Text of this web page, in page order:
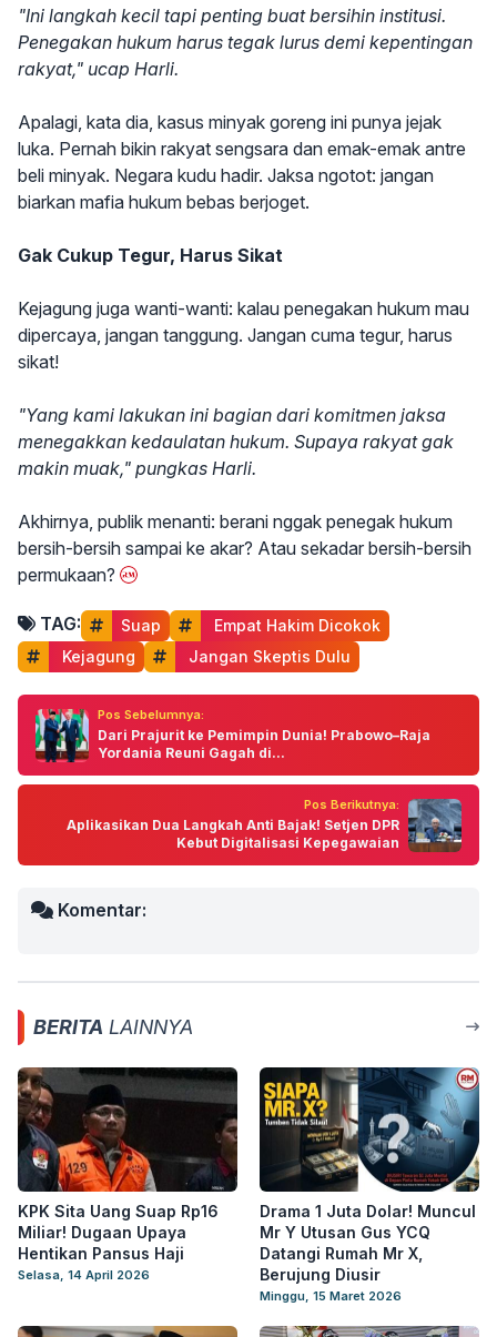
"Ini langkah kecil tapi penting buat bersihin institusi.
Penegakan hukum harus tegak lurus demi kepentingan
rakyat," ucap Harli.
Apalagi, kata dia, kasus minyak goreng ini punya jejak
luka. Pernah bikin rakyat sengsara dan emak-emak antre
beli minyak. Negara kudu hadir. Jaksa ngotot: jangan
biarkan mafia hukum bebas berjoget.
Gak Cukup Tegur, Harus Sikat
Kejagung juga wanti-wanti: kalau penegakan hukum mau
dipercaya, jangan tanggung. Jangan cuma tegur, harus
sikat!
"Yang kami lakukan ini bagian dari komitmen jaksa
menegakkan kedaulatan hukum. Supaya rakyat gak
makin muak," pungkas Harli.
Akhirnya, publik menanti: berani nggak penegak hukum
bersih-bersih sampai ke akar? Atau sekadar bersih-bersih
permukaan?
TAG: Suap
Empat Hakim Dicokok
Kejagung
Jangan Skeptis Dulu
Pos Sebelumnya:
Dari Prajurit ke Pemimpin Dunia! Prabowo–Raja
Yordania Reuni Gagah di...
Pos Berikutnya:
Aplikasikan Dua Langkah Anti Bajak! Setjen DPR
Kebut Digitalisasi Kepegawaian
Komentar:
BERITA LAINNYA
KPK Sita Uang Suap Rp16
Miliar! Dugaan Upaya
Hentikan Pansus Haji
Selasa, 14 April 2026
Drama 1 Juta Dolar! Muncul
Mr Y Utusan Gus YCQ
Datangi Rumah Mr X,
Berujung Diusir
Minggu, 15 Maret 2026